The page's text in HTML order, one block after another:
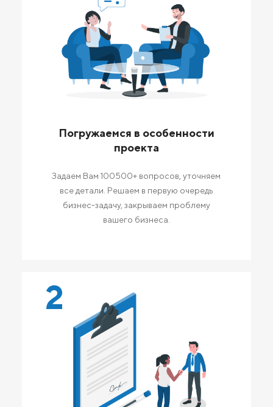
Погружаемся в особенности
проекта
Задаем Вам 100500+ вопросов, уточняем
все детали. Решаем в первую очередь
бизнес-задачу, закрываем проблему
вашего бизнеса.
2